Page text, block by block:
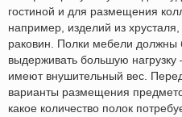
гостиной и для размещения
например, изделий из хрусталя,
раковин. Полки мебели должны
выдерживать большую
имеют внушительный вес.
варианты размещения
какое количество полок